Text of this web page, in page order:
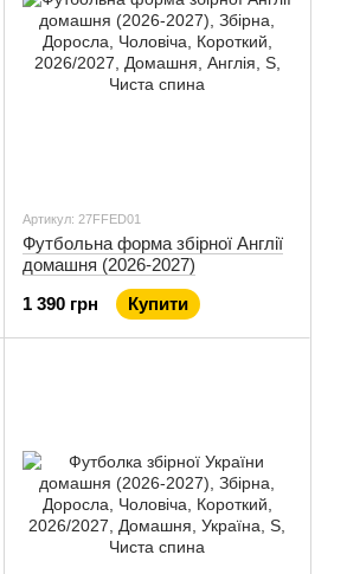
Артикул: 27FFED01
Футбольна форма збірної Англії
домашня (2026-2027)
1 390 грн
Купити